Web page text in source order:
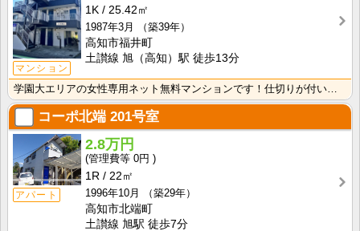
マンション
1K
25.42㎡
1987年3月
（築39年）
高知市福井町
土讃線 旭（高知）駅 徒歩13分
コーポ北端 201号室
アパート
2.8万円
0円
1R
22㎡
1996年10月
（築29年）
高知市北端町
土讃線 旭駅 徒歩7分